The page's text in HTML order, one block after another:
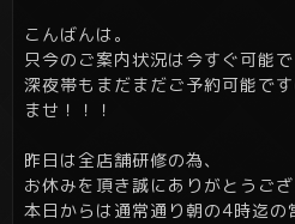
こんばんは。
只今のご案内状況は今すぐ可能で
深夜帯もまだまだご予約可能で
ませ！！！
昨日は全店舗研修の為、
お休みを頂き誠にありがとうござ
本日からは通常通り朝の4時迄の